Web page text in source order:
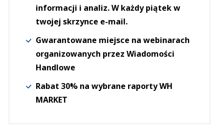
informacji i analiz. W każdy piątek w
twojej skrzynce e-mail.
Gwarantowane miejsce na webinarach
organizowanych przez Wiadomości
Handlowe
Rabat 30% na wybrane raporty WH
MARKET